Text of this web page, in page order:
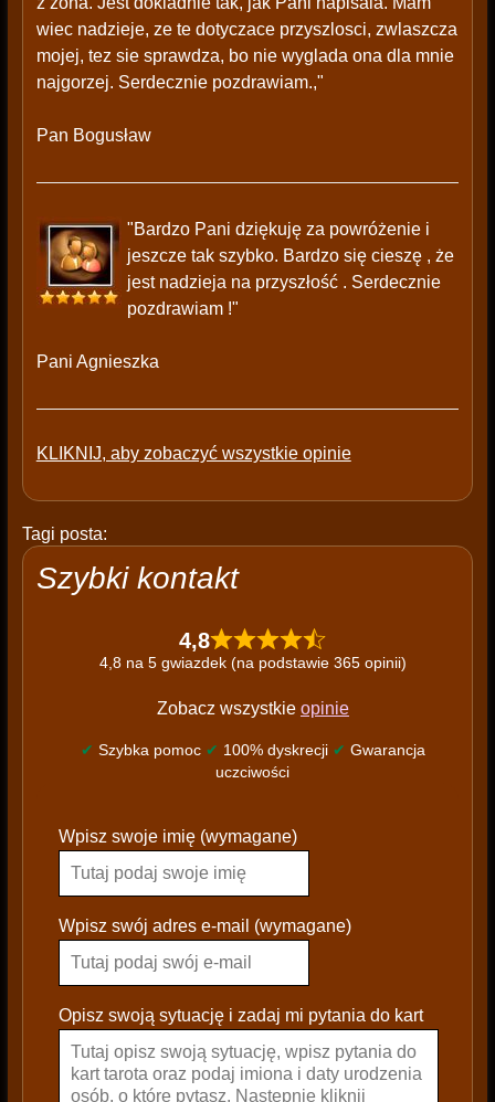
wiec nadzieje, ze te dotyczace przyszlosci, zwlaszcza
mojej, tez sie sprawdza, bo nie wyglada ona dla mnie
najgorzej. Serdecznie pozdrawiam.,"
Pan Bogusław
"Bardzo Pani dziękuję za powróżenie i
jeszcze tak szybko. Bardzo się cieszę , że
jest nadzieja na przyszłość . Serdecznie
pozdrawiam !"
Pani Agnieszka
KLIKNIJ, aby zobaczyć wszystkie opinie
Tagi posta:
Szybki kontakt
4,8
4,8 na 5 gwiazdek (na podstawie 365 opinii)
Zobacz wszystkie opinie
✔ Szybka pomoc ✔ 100% dyskrecji ✔ Gwarancja
uczciwości
l
a
s
e
a
Wpisz swoje imię (wymagane)
Wpisz swój adres e-mail (wymagane)
Opisz swoją sytuację i zadaj mi pytania do kart